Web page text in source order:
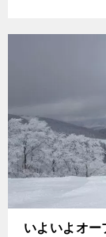
いよいよオ